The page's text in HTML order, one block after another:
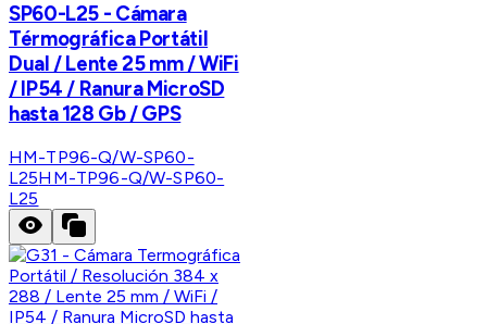
SP60-L25 - Cámara
Térmográfica Portátil
Dual / Lente 25 mm / WiFi
/ IP54 / Ranura MicroSD
hasta 128 Gb / GPS
HM-TP96-Q/W-SP60-
L25HM-TP96-Q/W-SP60-
L25